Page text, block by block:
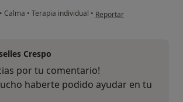
• Calma • Terapia individual • en opinión del usuario
Reportar
Crespo
por tu comentario!
haberte podido ayudar en tu